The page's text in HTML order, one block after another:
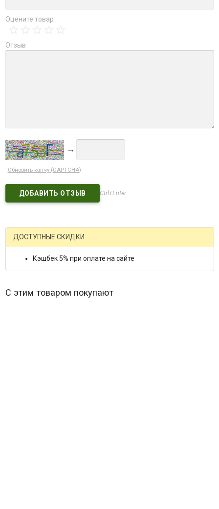
Оцените товар
Отзыв
→
Обновить капчу (CAPTCHA)
Ctrl+Enter
ДОСТУПНЫЕ СКИДКИ
Кэшбек 5% при оплате на сайте
С этим товаром покупают